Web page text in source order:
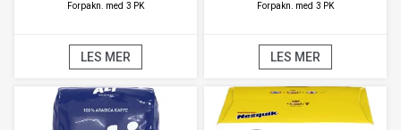
Forpakn. med 3 PK
LES MER
Forpakn. med 3 PK
LES MER